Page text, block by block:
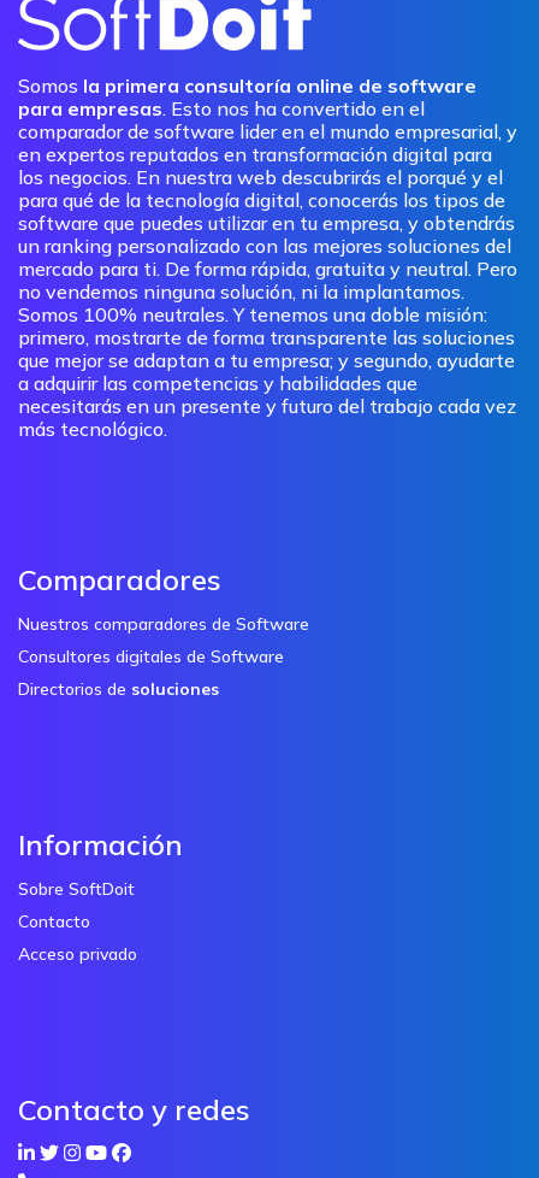
Somos la primera consultoría online de software
para empresas. Esto nos ha convertido en el
comparador de software lider en el mundo empresarial, y
en expertos reputados en transformación digital para
los negocios. En nuestra web descubrirás el porqué y el
para qué de la tecnología digital, conocerás los tipos de
software que puedes utilizar en tu empresa, y obtendrás
un ranking personalizado con las mejores soluciones del
mercado para ti. De forma rápida, gratuita y neutral. Pero
no vendemos ninguna solución, ni la implantamos.
Somos 100% neutrales. Y tenemos una doble misión:
primero, mostrarte de forma transparente las soluciones
que mejor se adaptan a tu empresa; y segundo, ayudarte
a adquirir las competencias y habilidades que
necesitarás en un presente y futuro del trabajo cada vez
más tecnológico.
Comparadores
Nuestros comparadores de Software
Consultores digitales de Software
Directorios de soluciones
Información
Sobre SoftDoit
Contacto
Acceso privado
Contacto y redes